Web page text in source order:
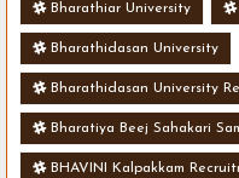
Bharathiar University
Bharathidasan University
Bharathidasan University
Bharatiya Beej Sahakari
BHAVINI Kalpakkam